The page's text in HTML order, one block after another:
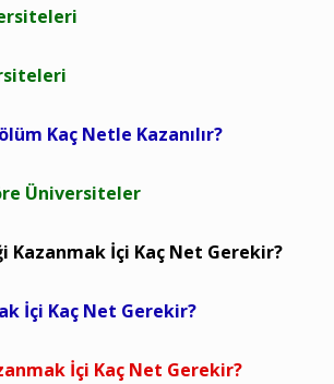
Kaç Netle Kazanılır?
Üniversiteler
Kazanmak İçi Kaç Net Gerekir?
İçi Kaç Net Gerekir?
İçi Kaç Net Gerekir?